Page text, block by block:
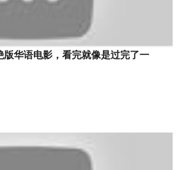
版华语电影，看完就像是过完了一